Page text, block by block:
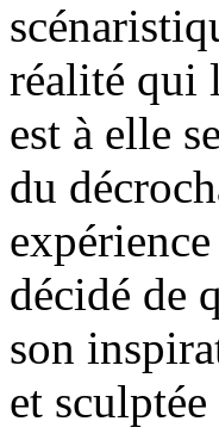
réalité qui
est à elle
du
décidé de
son
et